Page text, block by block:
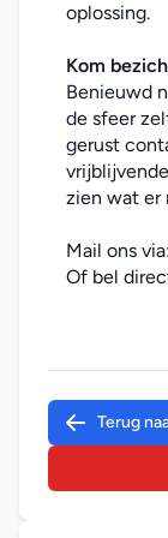
oplossing.
Kom
Benieuwd
de sfeer
gerust
zien wat er
Mail ons via:
Of bel
Terug